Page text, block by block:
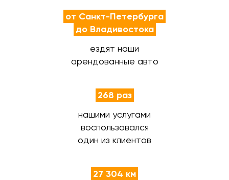
от Санкт-Петербурга
до Владивостока
ездят наши
арендованные авто
268 раз
нашими услугами
воспользовался
один из клиентов
27 304 км